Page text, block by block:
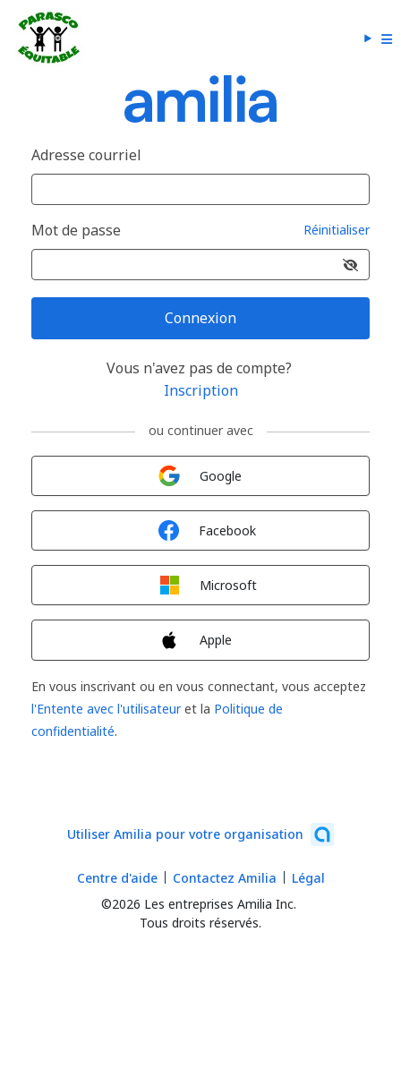
Adresse courriel
Mot de passe Réinitialiser
Connexion
Vous n'avez pas de compte?
Inscription
ou continuer avec
Google
Facebook
Microsoft
Apple
En vous inscrivant ou en vous connectant, vous acceptez
l'Entente avec l'utilisateuret la Politique de
confidentialité.
Utiliser Amilia pour votre organisation
©2026 Les entreprises Amilia Inc.
Tous droits réservés.
Centre d'aide Contactez Amilia Légal